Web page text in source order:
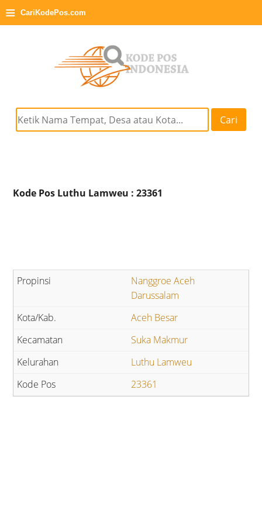
≡ CariKodePos.com
Cari
Kode Pos Luthu Lamweu : 23361
Nanggroe Aceh
Darussalam
Aceh Besar
Suka Makmur
Luthu Lamweu
23361